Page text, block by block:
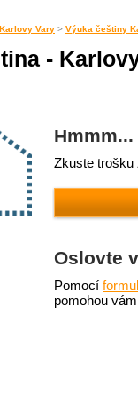
Vary > Výuka češtiny
-
Zkuste trošku
Oslovte
Pomocí
pomohou